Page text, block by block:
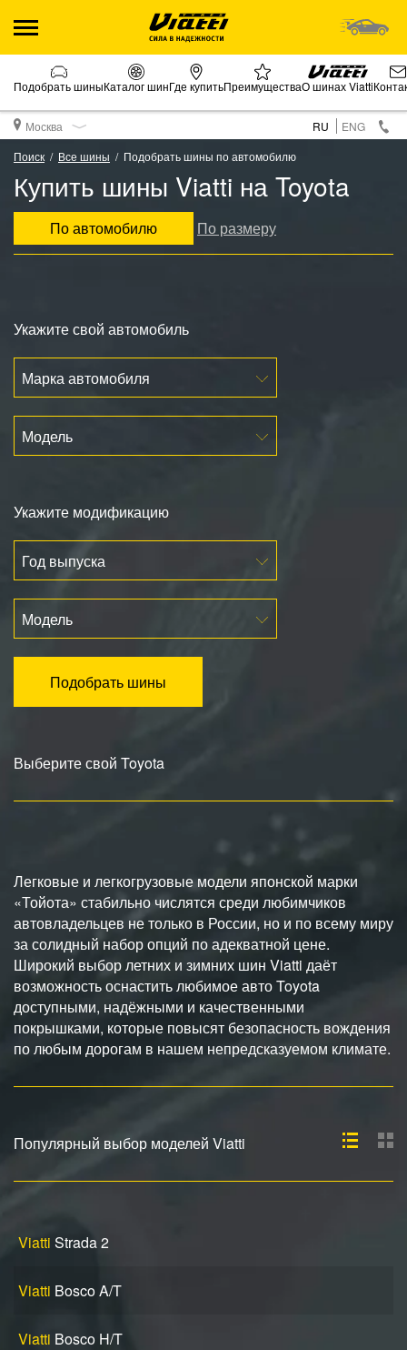
Подобрать шиныКаталог шинГде купитьПреимуществаО шинах Viatti
Москва RU
ENG
Поиск
Все шины Подобрать шины по автомобилю
Купить шины Viatti на Toyota
По автомобилю По размеру
Укажите свой автомобиль
Марка автомобиля
Модель
Укажите модификацию
Год выпуска
Модель
Подобрать шины
Выберите свой Toyota
Легковые и легкогрузовые модели японской марки
«Тойота» стабильно числятся среди любимчиков
автовладельцев не только в России, но и по всему миру
за солидный набор опций по адекватной цене.
Широкий выбор летних и зимних шин Viatti даёт
возможность оснастить любимое авто Toyota
доступными, надёжными и качественными
покрышками, которые повысят безопасность вождения
по любым дорогам в нашем непредсказуемом климате.
Популярный выбор моделей Viatti
Viatti Strada 2
Viatti Bosco A/T
Viatti Bosco H/T